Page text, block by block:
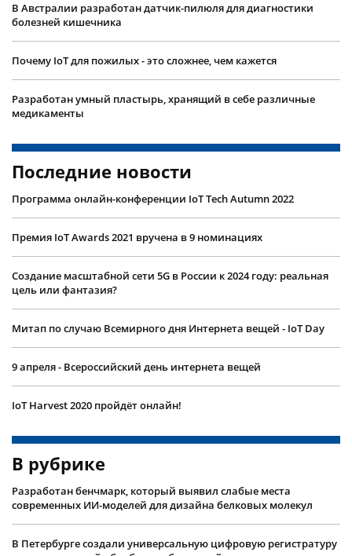
В Австралии разработан датчик-пилюля для диагностики
болезней кишечника
Почему IoT для пожилых - это сложнее, чем кажется
Разработан умный пластырь, хранящий в себе различные
медикаменты
Последние новости
Программа онлайн-конференции IoT Tech Autumn 2022
Премия IoT Awards 2021 вручена в 9 номинациях
Создание масштабной сети 5G в России к 2024 году: реальная
цель или фантазия?
Митап по случаю Всемирного дня Интернета вещей - IoT Day
9 апреля - Всероссийский день интернета вещей
IoT Harvest 2020 пройдёт онлайн!
В рубрике
Разработан бенчмарк, который выявил слабые места
современных ИИ-моделей для дизайна белковых молекул
В Петербурге создали универсальную цифровую регистратуру